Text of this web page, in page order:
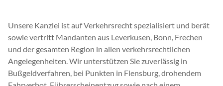
Unsere Kanzlei ist auf Verkehrsrecht spezialisiert und berät
sowie vertritt Mandanten aus Leverkusen, Bonn, Frechen
und der gesamten Region in allen verkehrsrechtlichen
Angelegenheiten. Wir unterstützen Sie zuverlässig in
Bußgeldverfahren, bei Punkten in Flensburg, drohendem